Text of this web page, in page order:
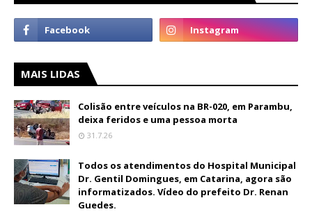
MAIS LIDAS
Colisão entre veículos na BR-020, em Parambu,
deixa feridos e uma pessoa morta
31.7.26
Todos os atendimentos do Hospital Municipal
Dr. Gentil Domingues, em Catarina, agora são
informatizados. Vídeo do prefeito Dr. Renan
Guedes.